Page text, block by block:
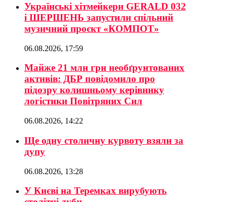
Українські хітмейкери GERALD 032
і ШЕРШЕНЬ запустили спільний
музичний проєкт «КОМПОТ»
06.08.2026, 17:59
Майже 21 млн грн необґрунтованих
активів: ДБР повідомило про
підозру колишньому керівнику
логістики Повітряних Сил
06.08.2026, 14:22
Ще одну столичну курвоту взяли за
дупу
06.08.2026, 13:28
У Києві на Теремках вирубують